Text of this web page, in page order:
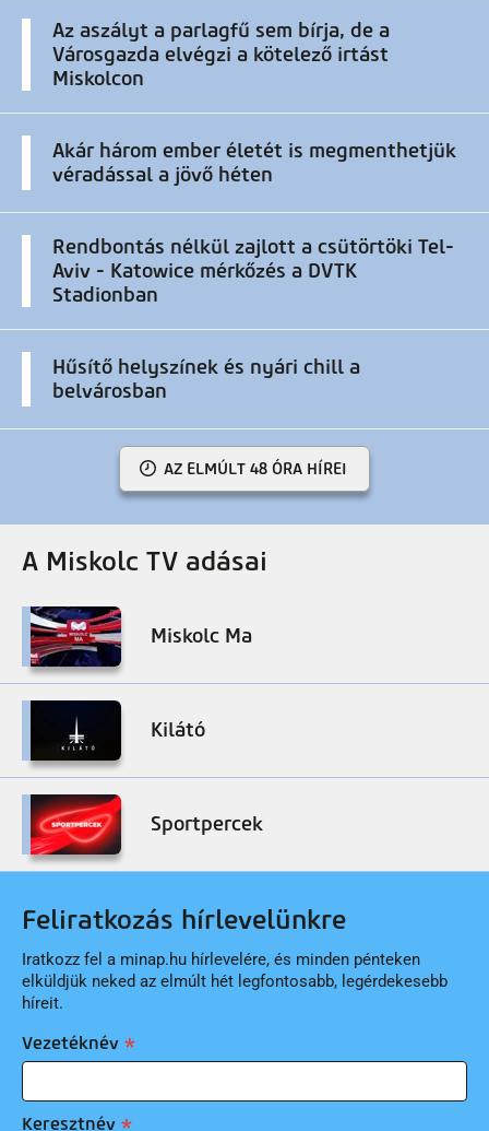
Az aszályt a parlagfű sem bírja, de a
Városgazda elvégzi a kötelező irtást
Miskolcon
Akár három ember életét is megmenthetjük
véradással a jövő héten
Rendbontás nélkül zajlott a csütörtöki Tel-
Aviv - Katowice mérkőzés a DVTK
Stadionban
Hűsítő helyszínek és nyári chill a
belvárosban
AZ ELMÚLT 48 ÓRA HÍREI
A Miskolc TV adásai
Miskolc Ma
Kilátó
Sportpercek
Feliratkozás hírlevelünkre
Iratkozz fel a minap.hu hírlevelére, és minden pénteken
elküldjük neked az elmúlt hét legfontosabb, legérdekesebb
híreit.
Vezetéknév
Keresztnév